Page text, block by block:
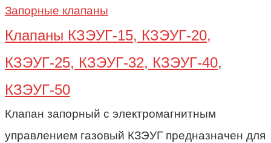
Запорные клапаны
Клапаны КЗЭУГ-15, КЗЭУГ-20,
КЗЭУГ-25, КЗЭУГ-32, КЗЭУГ-40,
КЗЭУГ-50
Клапан запорный с электромагнитным
управлением газовый КЗЭУГ предназначен для